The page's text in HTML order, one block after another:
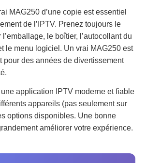
MAG250 d’une copie est essentiel
de l’IPTV. Prenez toujours le
l’emballage, le boîtier, l’autocollant du
le menu logiciel. Un vrai MAG250 est
pour des années de divertissement
application IPTV moderne et fiable
appareils (pas seulement sur
options disponibles. Une bonne
améliorer votre expérience.